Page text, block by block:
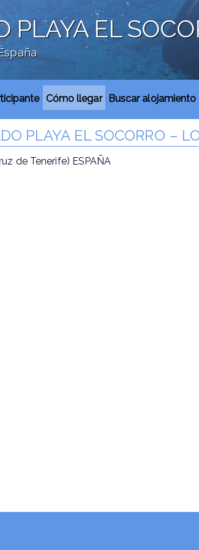
PLAYA EL
Cómo llegar Buscar alojamiento
PLAYA EL SOCORRO –
de Tenerife) ESPAÑA